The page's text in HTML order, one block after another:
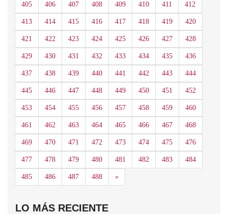
405 406 407 408 409 410 411 412
413 414 415 416 417 418 419 420
421 422 423 424 425 426 427 428
429 430 431 432 433 434 435 436
437 438 439 440 441 442 443 444
445 446 447 448 449 450 451 452
453 454 455 456 457 458 459 460
461 462 463 464 465 466 467 468
469 470 471 472 473 474 475 476
477 478 479 480 481 482 483 484
485 486 487 488 »Siguiente
LO MÁS RECIENTE